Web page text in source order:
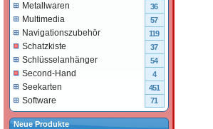
Metallwaren 36
Multimedia 57
Navigationszubehör 119
Schatzkiste 37
Schlüsselanhänger 54
Second-Hand 4
Seekarten 451
Software 71
Neue Produkte